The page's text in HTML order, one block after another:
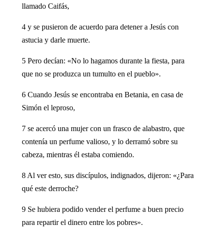
llamado Caifás,
4 y se pusieron de acuerdo para detener a Jesús con
astucia y darle muerte.
5 Pero decían: «No lo hagamos durante la fiesta, para
que no se produzca un tumulto en el pueblo».
6 Cuando Jesús se encontraba en Betania, en casa de
Simón el leproso,
7 se acercó una mujer con un frasco de alabastro, que
contenía un perfume valioso, y lo derramó sobre su
cabeza, mientras él estaba comiendo.
8 Al ver esto, sus discípulos, indignados, dijeron: «¿Para
qué este derroche?
9 Se hubiera podido vender el perfume a buen precio
para repartir el dinero entre los pobres».